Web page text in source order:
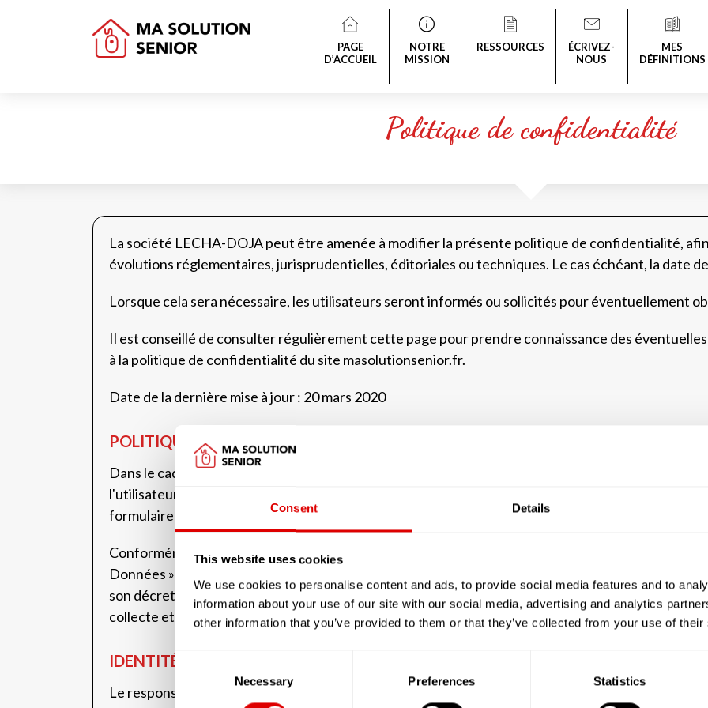
Consent Details
This website uses cookies
We use cookies to personalise content and ads, to provide social media features and to
information about your use of our site with our social media, advertising and analytics
other information that you’ve provided to them or that they’ve collected from your use of
Consent
Necessary Preferences Statistics
PAGE
D’ACCUEIL
NOTRE
MISSION
RESSOURCES
ÉCRIVEZ-
NOUS
MES
DÉFINITIONS
Politique de confidentialité
La société LECHA-DOJA peut être amenée à modifier la présente politique de confidentialité,
évolutions réglementaires, jurisprudentielles, éditoriales ou techniques. Le cas échéant, la date
Lorsque cela sera nécessaire, les utilisateurs seront informés ou sollicités pour éventuellement
Il est conseillé de consulter régulièrement cette page pour prendre connaissance des
à la politique de confidentialité du site masolutionsenior.fr.
Date de la dernière mise à jour : 20 mars 2020
POLITIQUE DE CONFIDENTIALITÉ :
Dans le cadre de sa navigation sur le site masolutionsenior.fr et, de manière générale, de ses
l'utilisateur est amené à communiquer un certain nombre de données personnelles le
formulaire de la rubrique « Ecrivez-nous » ou lors de la création d'un espace personnel (« Compte
Conformément aux dispositions du Règlement Européen n°2016/679 du 27 avril 2016 dit «
Données » ou « RGPD », et de la Loi Informatique et Libertés rectifiée (notamment par la loi
son décret d'application ainsi que l'ordonnance de réécriture n°2018-1225 du 12 décembre
collecte et le traitement des données à caractère personnel dans les conditions décrites ci-
IDENTITÉ ET COORDONNÉES DU RESPONSABLE DU TRAITEMENT :
Le responsable du traitement est la société SAS LECHA-DOJA immatriculée au R.C.S. de la ville